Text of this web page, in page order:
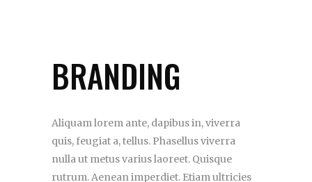
BRANDING
Aliquam lorem ante, dapibus in, viverra
quis, feugiat a, tellus. Phasellus viverra
nulla ut metus varius laoreet. Quisque
rutrum. Aenean imperdiet. Etiam ultricies